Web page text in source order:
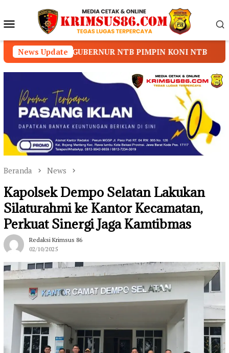
konten Menu
Mobile
News Update
NTB PIMPIN KONI NTB Prof. Dr. Sutan
Beranda News
Kapolsek Dempo Selatan Lakukan
Silaturahmi ke Kantor Kecamatan,
Perkuat Sinergi Jaga Kamtibmas
Redaksi Krimsus 86
02/10/2025